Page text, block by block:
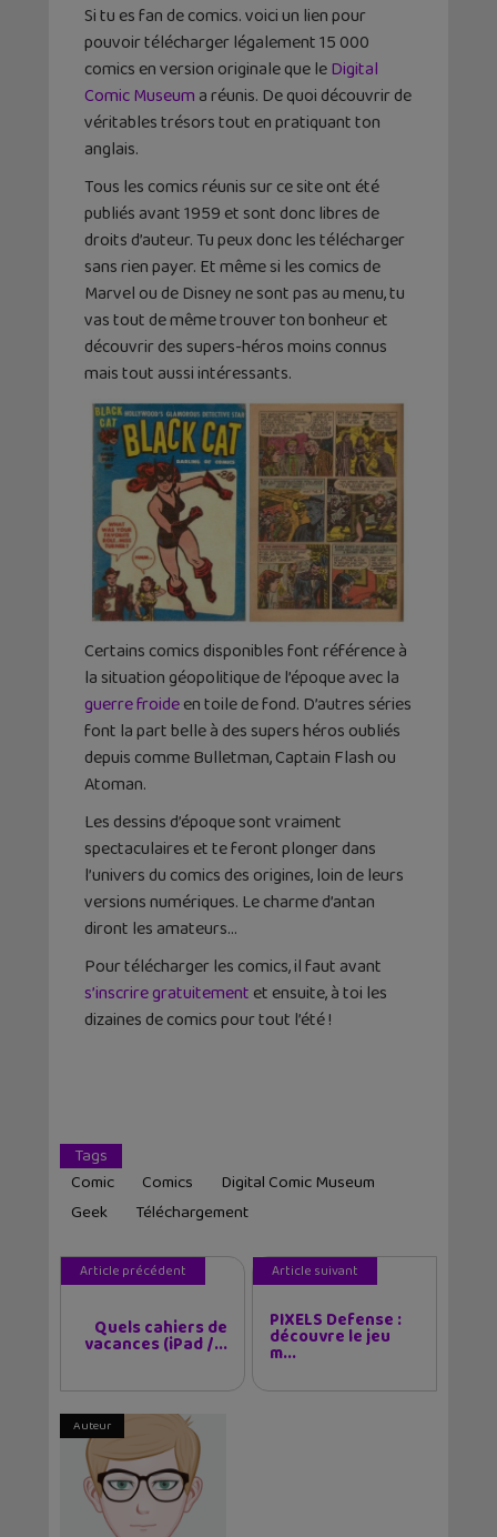
Si tu es fan de comics. voici un lien pour
pouvoir télécharger légalement 15 000
comics en version originale que leDigital
Comic Museum a réunis. De quoi découvrir de
véritables trésors tout en pratiquant ton
anglais.
Tous les comics réunis sur ce site ont été
publiés avant 1959 et sont donc libres de
droits d’auteur. Tu peux donc les télécharger
sans rien payer. Et même si les comics de
Marvel ou de Disney ne sont pas au menu, tu
vas tout de même trouver ton bonheur et
découvrir des supers-héros moins connus
mais tout aussi intéressants.
Certains comics disponibles font référence à
la situation géopolitique de l’époque avec la
guerre froideen toile de fond. D’autres séries
font la part belle à des supers héros oubliés
depuis comme Bulletman, Captain Flash ou
Atoman.
Les dessins d’époque sont vraiment
spectaculaires et te feront plonger dans
l’univers du comics des origines, loin de leurs
versions numériques. Le charme d’antan
diront les amateurs…
Pour télécharger les comics, il faut avant
s’inscrire gratuitement et ensuite, à toi les
dizaines de comics pour tout l’été !
Tags
Comic
Comics
Digital Comic Museum
Geek
Téléchargement
Article précédent
Quels cahiers de
vacances (iPad /...
Article suivant
PIXELS Defense :
découvre le jeu
m...
Auteur